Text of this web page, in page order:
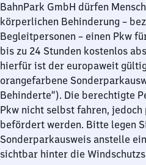
BahnPark GmbH dürfen
körperlichen Behinderung –
Begleitpersonen – einen Pkw
bis zu 24 Stunden kostenlos
hierfür ist der europaweit
orangefarbene
Behinderte“). Die berechtigte
Pkw nicht selbst fahren,
befördert werden. Bitte legen
Sonderparkausweis anstelle
sichtbar hinter die